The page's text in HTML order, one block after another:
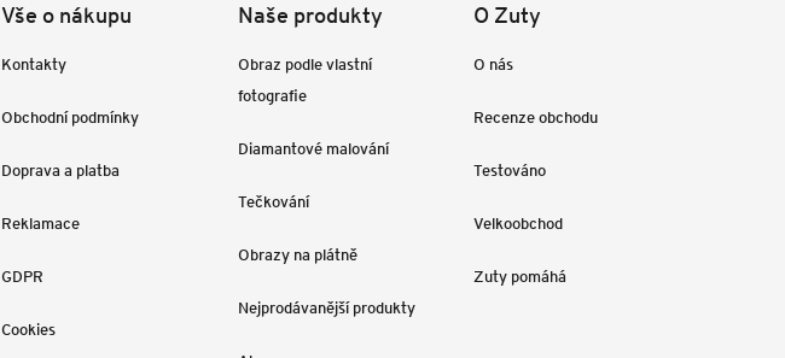
Vše o nákupu
Kontakty
Obchodní podmínky
Doprava a platba
Reklamace
GDPR
Cookies
Naše produkty
Obraz podle vlastní
fotografie
Diamantové malování
Tečkování
Obrazy na plátně
Nejprodávanější produkty
O Zuty
O nás
Recenze obchodu
Testováno
Velkoobchod
Zuty pomáhá